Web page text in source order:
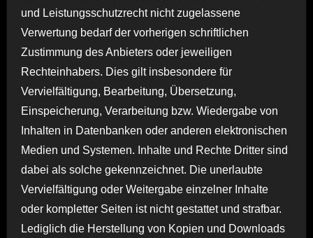
und Leistungsschutzrecht nicht zugelassene
Verwertung bedarf der vorherigen schriftlichen
Zustimmung des Anbieters oder jeweiligen
Rechteinhabers. Dies gilt insbesondere für
Vervielfältigung, Bearbeitung, Übersetzung,
Einspeicherung, Verarbeitung bzw. Wiedergabe von
Inhalten in Datenbanken oder anderen elektronischen
Medien und Systemen. Inhalte und Rechte Dritter sind
dabei als solche gekennzeichnet. Die unerlaubte
Vervielfältigung oder Weitergabe einzelner Inhalte
oder kompletter Seiten ist nicht gestattet und strafbar.
Lediglich die Herstellung von Kopien und Downloads